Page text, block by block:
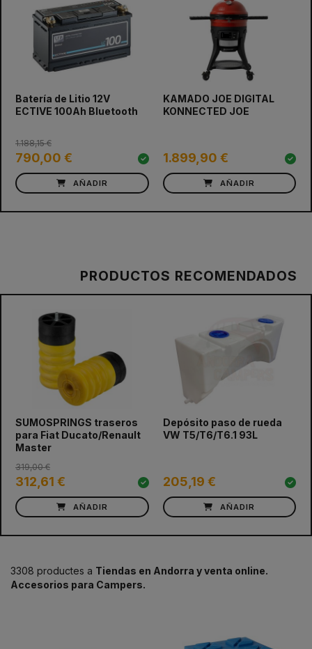
Batería de Litio 12V
ECTIVE 100Ah Bluetooth
790,00 €
1.188,15 €
AÑADIR
KAMADO JOE DIGITAL
KONNECTED JOE
1.899,90 €
AÑADIR
prev
PRODUCTOS RECOMENDADOS
SUMOSPRINGS traseros
para Fiat Ducato/Renault
Master
312,61 €
319,00 €
AÑADIR
Depósito paso de rueda
VW T5/T6/T6.1 93L
205,19 €
AÑADIR
prev next
3308 productes a Tiendas en Andorra y venta online.
Accesorios para Campers.